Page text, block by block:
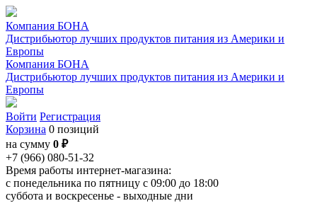
Компания БОНА
Дистрибьютор лучших продуктов питания из Америки и
Европы
Компания БОНА
Дистрибьютор лучших продуктов питания из Америки и
Европы
Войти Регистрация
Корзина 0 позиций
на сумму 0 ₽
+7 (966) 080-51-32
Время работы интернет-магазина:
с понедельника по пятницу с 09:00 до 18:00
суббота и воскресенье - выходные дни